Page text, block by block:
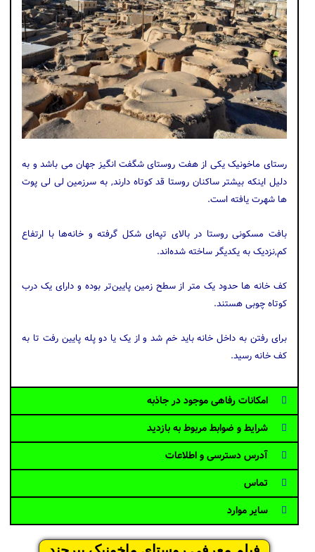
رستای ماخونیک یکی از هفت روستای شگفت انگیز جهان می باشد و به
دلیل اینکه بیشتر ساکنان روستا قد کوتاه دارند, به سرزمین لی لی پوت
ها شهرت یافته است.
بافت مسکونی روستا در بالای تپه‌ای شکل گرفته و خانه‌ها با ارتفاع
کم,نزدیک به یکدیگر ساخته شده‌اند.
کف خانه ها حدود یک متر از سطح زمین پایین‌تر بوده و دارای یک درب
کوتاه چوبی هستند.
برای رفتن به داخل خانه باید خم شد و از یک یا دو پله پایین رفت تا به
کف خانه رسید.
امکانات رفاهی موجود در جاذبه
شرایط و ضوابط مربوط به بازدید
آدرس دسترسی و اطلاعات
تماس
سایر موارد